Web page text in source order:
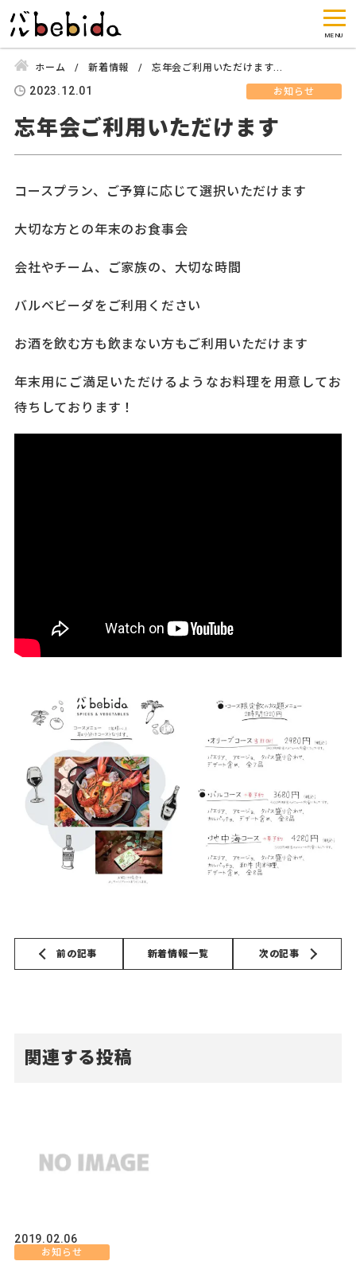
ホーム 新着情報 忘年会ご利用いただけます...
2023.12.01 お知らせ
忘年会ご利用いただけます
コースプラン、ご予算に応じて選択いただけます
大切な方との年末のお食事会
会社やチーム、ご家族の、大切な時間
バルベビーダをご利用ください
お酒を飲む方も飲まない方もご利用いただけます
年末用にご満足いただけるようなお料理を用意してお
待ちしております！
前の記事 次の記事
新着情報一覧
関連する投稿
2019.02.06
お知らせ